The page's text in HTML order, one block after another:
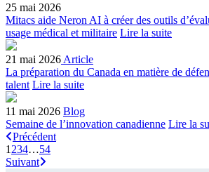
25 mai 2026
Mitacs aide Neron AI à créer des outils
usage médical et militaire Lire la suite
21 mai 2026 Article
La préparation du Canada en matière de
talent Lire la suite
11 mai 2026 Blog
Semaine de l’innovation canadienne Lire la
Précédent
1 234…54
Suivant